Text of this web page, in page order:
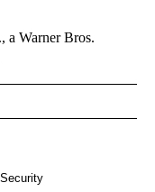
Warner Bros.